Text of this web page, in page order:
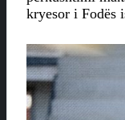
kryesor i Fodës